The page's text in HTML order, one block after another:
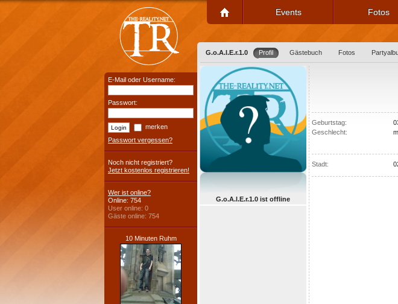
Events Fotos
G.o.A.l.E.r.1.0 Profil Gästebuch Fotos
G.o.A.l.E.r.1.0 ist offline
Geburtstag:
Geschlecht:
Stadt:
E-Mail oder Username:
Passwort:
merken
Passwort vergessen?
Noch nicht registriert?
Jetzt kostenlos registrieren!
Wer ist online?
Online: 754
User online: 0
Gäste online: 754
10 Minuten Ruhm